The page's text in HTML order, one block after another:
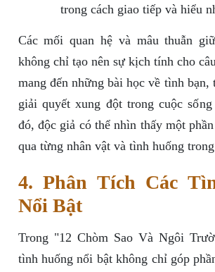
trong cách giao tiếp và hiểu
Các mối quan hệ và mâu thuẫn
không chỉ tạo nên sự kịch tính cho
mang đến những bài học về tình bạn,
giải quyết xung đột trong cuộc
đó, độc giả có thể nhìn thấy một
qua từng nhân vật và tình huống
4. Phân Tích Các
Nổi Bật
Trong "12 Chòm Sao Và Ngôi
tình huống nổi bật không chỉ góp